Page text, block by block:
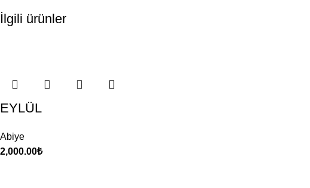
İlgili ürünler
EYLÜL
Abiye
2,000.00₺